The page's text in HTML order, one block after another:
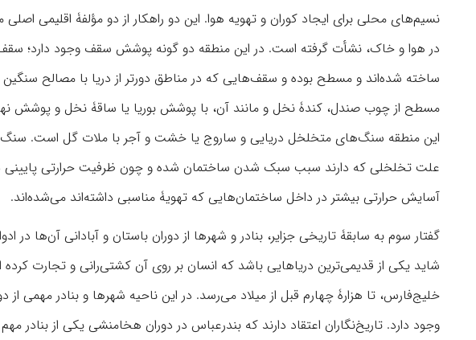
نسیم‌های محلی برای ایجاد کوران و تهویه هوا. این دو راهکار از دو مؤلفۀ اقلیمی
در هوا و خاک، نشأت گرفته است. در این منطقه دو گونه پوشش سقف وجود دارد؛
ساخته شده‌اند و مسطح بوده و سقف‌هایی که در مناطق دورتر از دریا با مصالح
مسطح از چوب صندل، کندۀ نخل و مانند آن، با پوشش بوریا یا ساقۀ نخل و پوشش
این منطقه سنگ‌های متخلخل دریایی و ساروج یا خشت و آجر با ملات گل است.
علت تخلخلی که دارند سبب سبک شدن ساختمان شده و چون ظرفیت حرارتی پایینی
آسایش حرارتی بیشتر در داخل ساختمان‌هایی که تهویۀ مناسبی داشته‌اند می‌شده‌اند.
گفتار سوم به سابقۀ تاریخی جزایر، بنادر و شهرها از دوران باستان و آبادانی آن‌ها
شاید یکی از قدیمی‌ترین دریاهایی باشد که انسان بر روی آن کشتی‌رانی و تجارت
خلیج‌فارس، تا هزارۀ چهارم قبل از میلاد می‌رسد. در این ناحیه شهرها و بنادر مهمی از
وجود دارد. تاریخ‌نگاران اعتقاد دارند که بندرعباس در دوران هخامنشی یکی از بنادر